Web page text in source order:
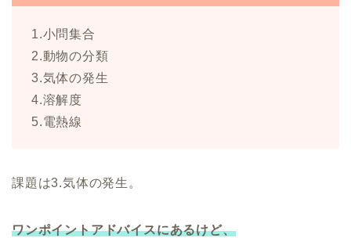
1.小問集合
2.動物の分類
3.気体の発生
4.溶解度
5.電熱線
課題は3.気体の発生。
ワンポイントアドバイスにあるけど、